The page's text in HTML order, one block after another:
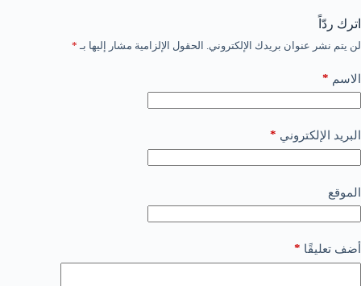
اترك ردّاً
لن يتم نشر عنوان بريدك الإلكتروني. الحقول الإلزامية مشار إليها بـ *
الاسم *
البريد الإلكتروني *
الموقع
أضف تعليقًا *